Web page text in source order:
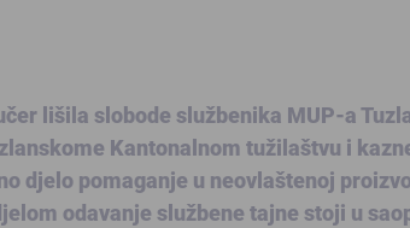
lišila slobode službenika MUP-a
Kantonalnom tužilaštvu i
djelo pomaganje u neovlaštenoj
odavanje službene tajne stoji u